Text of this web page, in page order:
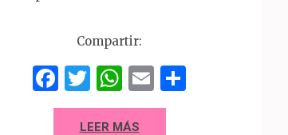
Compartir:
Facebook
Twitter
WhatsApp
Email
LEER MÁS